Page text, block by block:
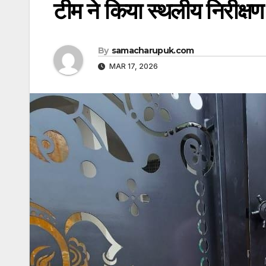
टीम ने किया स्थलीय निरीक्षण
By samacharupuk.com
MAR 17, 2026